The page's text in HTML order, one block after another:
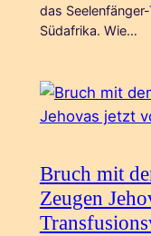
das
Südafrika. Wie…
Bruch mit
Zeugen